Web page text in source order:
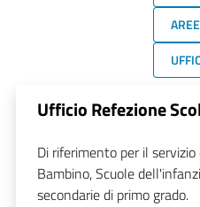
Ufficio Refezione
Di riferimento per il
Bambino, Scuole
secondarie di primo grado.